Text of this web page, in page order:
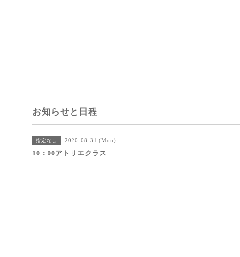
お知らせと日程
指定なし 2020-08-31 (Mon)
10：00アトリエクラス